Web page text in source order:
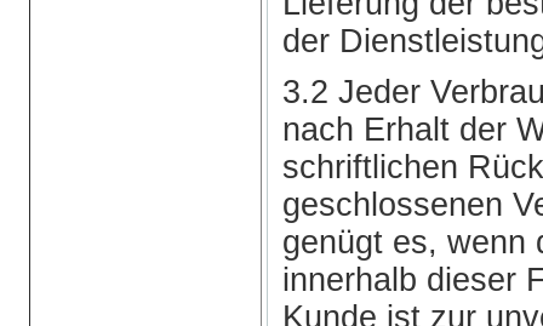
der
3.2 Jeder
nach Erhalt der
schriftlichen
geschlossenen
genügt es, wenn
innerhalb dieser
Kunde ist zur